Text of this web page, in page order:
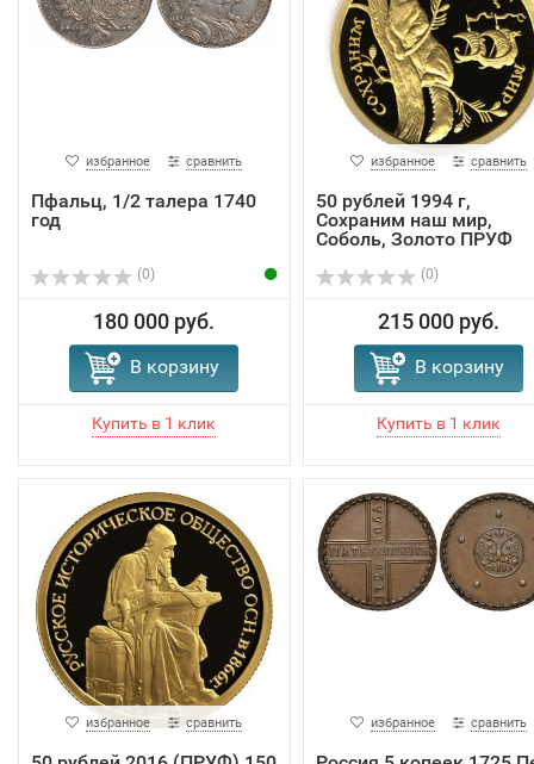
избранное сравнить
Пфальц, 1/2 талера 1740
год
(0)
180 000 руб.
В корзину
избранное сравнить
50 рублей 1994 г,
Сохраним наш мир,
Соболь, Золото ПРУФ
(0)
215 000 руб.
В корзину
избранное сравнить избранное сравнить